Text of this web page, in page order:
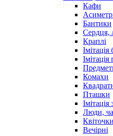
Кафи
Бантики
Сердця,
Краплі
Імітація
Комахи
Пташки
Імітація
Люди,
Квіточки
Вечірні